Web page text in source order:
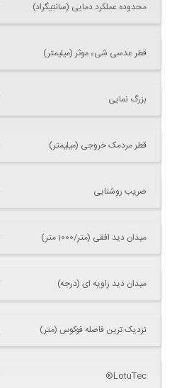
محدوده عملکرد دمایی (سانتیگراد)
قطر عدسی شیء موثر (میلیمتر)
بزرگ نمایی
قطر مردمک خروجی (میلیمتر)
ضریب روشنایی
میدان دید افقی (متر/1000 متر)
میدان دید زاویه ای (درجه)
نزدیک ترین فاصله فوکوس (متر)
LotuTec®